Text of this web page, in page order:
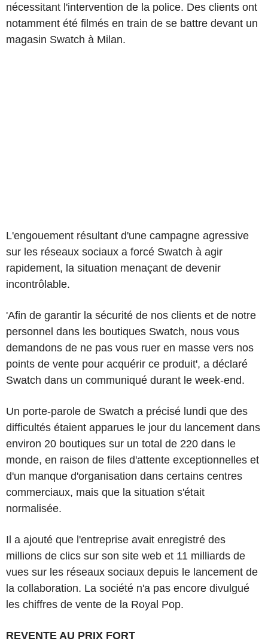
nécessitant l'intervention de la police. Des clients ont
notamment été filmés en train de se battre devant un
magasin Swatch à Milan.
L'engouement résultant d'une campagne agressive
sur les réseaux sociaux a forcé Swatch à agir
rapidement, la situation menaçant de devenir
incontrôlable.
'Afin de garantir la sécurité de nos clients et de notre
personnel dans les boutiques Swatch, nous vous
demandons de ne pas vous ruer en masse vers nos
points de vente pour acquérir ce produit', a déclaré
Swatch dans un communiqué durant le week-end.
Un porte-parole de Swatch a précisé lundi que des
difficultés étaient apparues le jour du lancement dans
environ 20 boutiques sur un total de 220 dans le
monde, en raison de files d'attente exceptionnelles et
d'un manque d'organisation dans certains centres
commerciaux, mais que la situation s'était
normalisée.
Il a ajouté que l'entreprise avait enregistré des
millions de clics sur son site web et 11 milliards de
vues sur les réseaux sociaux depuis le lancement de
la collaboration. La société n'a pas encore divulgué
les chiffres de vente de la Royal Pop.
REVENTE AU PRIX FORT